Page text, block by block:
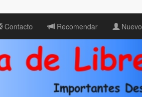
Contacto Recomendar Nuevo